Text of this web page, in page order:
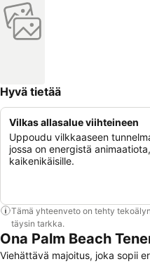
Hyvä tietää
Vilkas allasalue viihteineen
Uppoudu vilkkaaseen
jossa on energistä
kaikenikäisille.
Tämä yhteenveto on tehty
täysin tarkka.
Ona Palm Beach
Viehättävä majoitus, joka sopii